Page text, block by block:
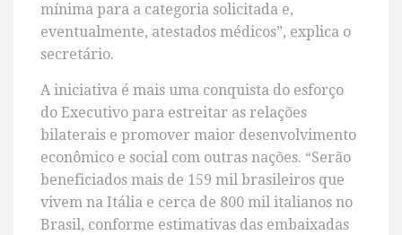
mínima para a categoria solicitada e,
eventualmente, atestados médicos”, explica o
secretário.
A iniciativa é mais uma conquista do esforço
do Executivo para estreitar as relações
bilaterais e promover maior desenvolvimento
econômico e social com outras nações. “Serão
beneficiados mais de 159 mil brasileiros que
vivem na Itália e cerca de 800 mil italianos no
Brasil, conforme estimativas das embaixadas